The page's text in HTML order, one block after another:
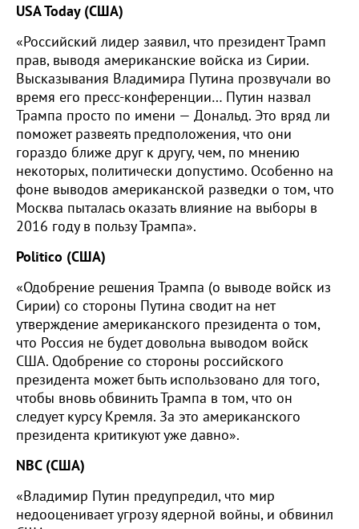
USA Today (США)
«Российский лидер заявил, что президент Трамп
прав, выводя американские войска из Сирии.
Высказывания Владимира Путина прозвучали во
время его пресс-конференции… Путин назвал
Трампа просто по имени — Дональд. Это вряд ли
поможет развеять предположения, что они
гораздо ближе друг к другу, чем, по мнению
некоторых, политически допустимо. Особенно на
фоне выводов американской разведки о том, что
Москва пыталась оказать влияние на выборы в
2016 году в пользу Трампа».
Politico (США)
«Одобрение решения Трампа (о выводе войск из
Сирии) со стороны Путина сводит на нет
утверждение американского президента о том,
что Россия не будет довольна выводом войск
США. Одобрение со стороны российского
президента может быть использовано для того,
чтобы вновь обвинить Трампа в том, что он
следует курсу Кремля. За это американского
президента критикуют уже давно».
NBC (США)
«Владимир Путин предупредил, что мир
недооценивает угрозу ядерной войны, и обвинил